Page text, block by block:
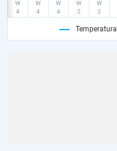
Temperatura